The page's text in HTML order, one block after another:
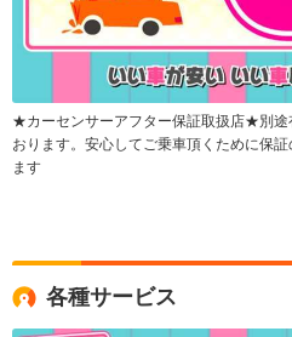
★カーセンサーアフター保証取扱店★別途
おります。安心してご乗車頂くために保
ます
各種サービス